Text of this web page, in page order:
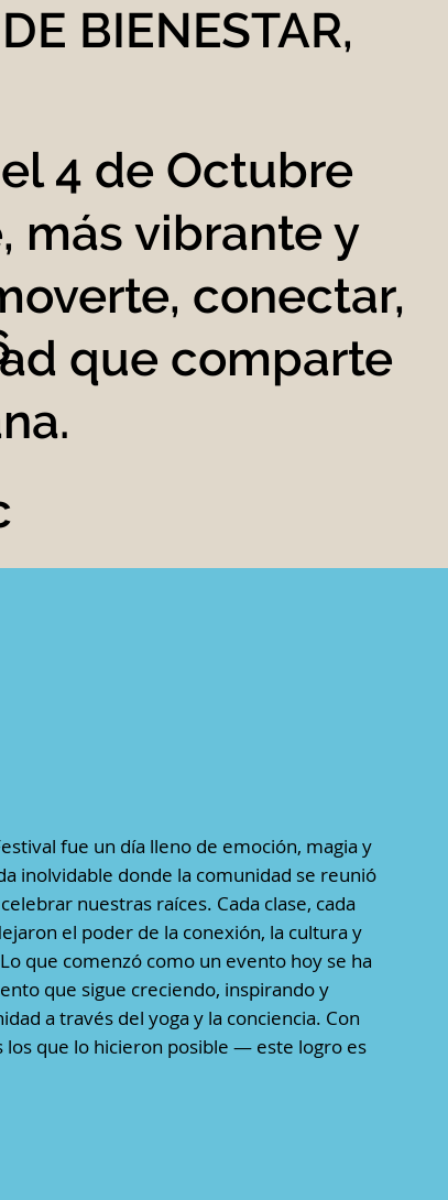
fue un día lleno de emoción, magia y
inolvidable donde la comunidad se reunió
nuestras raíces. Cada clase, cada
el poder de la conexión, la cultura y
que comenzó como un evento hoy se ha
que sigue creciendo, inspirando y
a través del yoga y la conciencia. Con
que lo hicieron posible — este logro es
BIENESTAR,
4 de Octubre
más vibrante y
conectar,
que comparte